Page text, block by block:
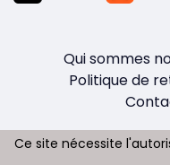
Qui sommes
Politique de
Ce site nécessite
Ce site nécessite